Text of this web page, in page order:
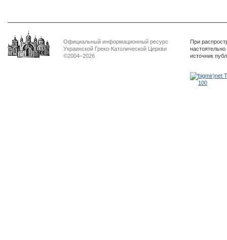
Официальный информационный ресурс
Украинской Греко-Католической Церкви
©2004–2026
При
источник